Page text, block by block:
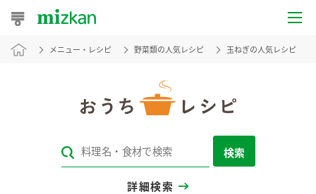
おうちレシピ
レシピカテゴリ一覧
メニュー・レシピ 野菜類の人気レシピ 玉ねぎの人気レシピ
検索
詳細検索